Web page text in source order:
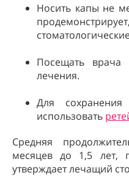
Носить капы не
Посещать
лечения.
Для сохранения
использовать
Средняя
месяцев до 1,5 лет,
утверждает лечащий